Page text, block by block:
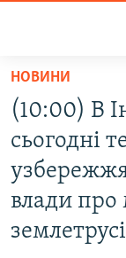
Перейти
основного
матеріалу
Перейти
до
основної
навігації
РАДІО СВОБОДА
ВСЕ ЗА ДОБУ
СТАТТІ
РОСІЙСЬКА
НОВИНИ
(10:00) В
сьогодні
влади про